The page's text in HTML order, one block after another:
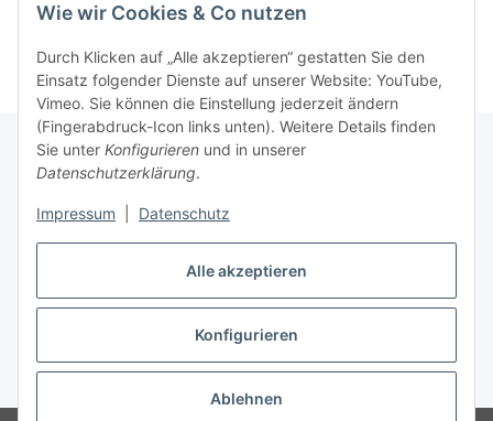
Alle akzeptieren
Konfigurieren
Ablehnen
Wie wir Cookies & Co nutzen
Durch Klicken auf „Alle akzeptieren“ gestatten Sie den
Einsatz folgender Dienste auf unserer Website: YouTube,
Vimeo. Sie können die Einstellung jederzeit ändern
(Fingerabdruck-Icon links unten). Weitere Details finden
Sie unter Konfigurieren und in unserer
Datenschutzerklärung.
Impressum Datenschutz
Vertrag widerrufen
* Alle Preise inkl. gesetzlicher USt., zzgl.